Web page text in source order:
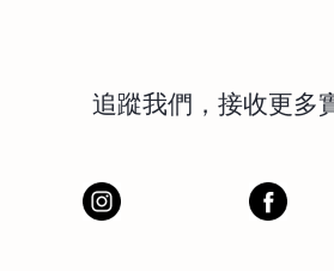
追蹤我們，接收更多